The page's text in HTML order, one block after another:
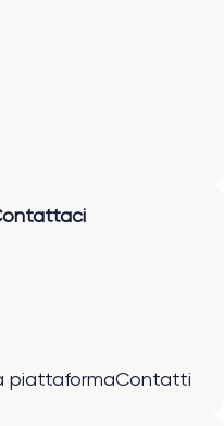
piattaformaContatti